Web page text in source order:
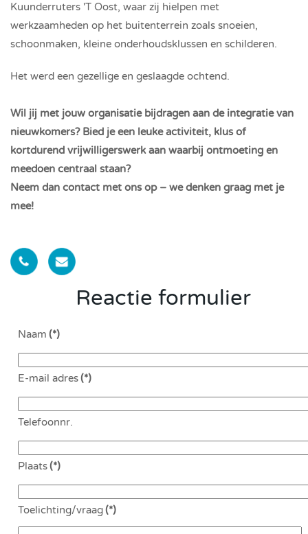
Kuunderruters 'T Oost, waar zij hielpen met
werkzaamheden op het buitenterrein zoals snoeien,
schoonmaken, kleine onderhoudsklussen en schilderen.
Het werd een gezellige en geslaagde ochtend.
Wil jij met jouw organisatie bijdragen aan de integratie van
nieuwkomers? Bied je een leuke activiteit, klus of
kortdurend vrijwilligerswerk aan waarbij ontmoeting en
meedoen centraal staan?
Neem dan contact met ons op – we denken graag met je
mee!
Reactie formulier
Naam (*)
E-mail adres(*)
Telefoonnr.
Plaats(*)
Toelichting/vraag(*)